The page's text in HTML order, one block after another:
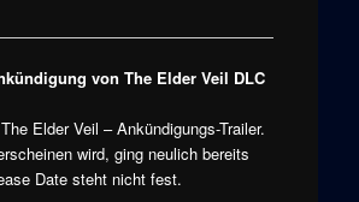
von The Elder Veil DLC
Elder Veil – Ankündigungs-Trailer.
wird, ging neulich bereits
Date steht nicht fest.